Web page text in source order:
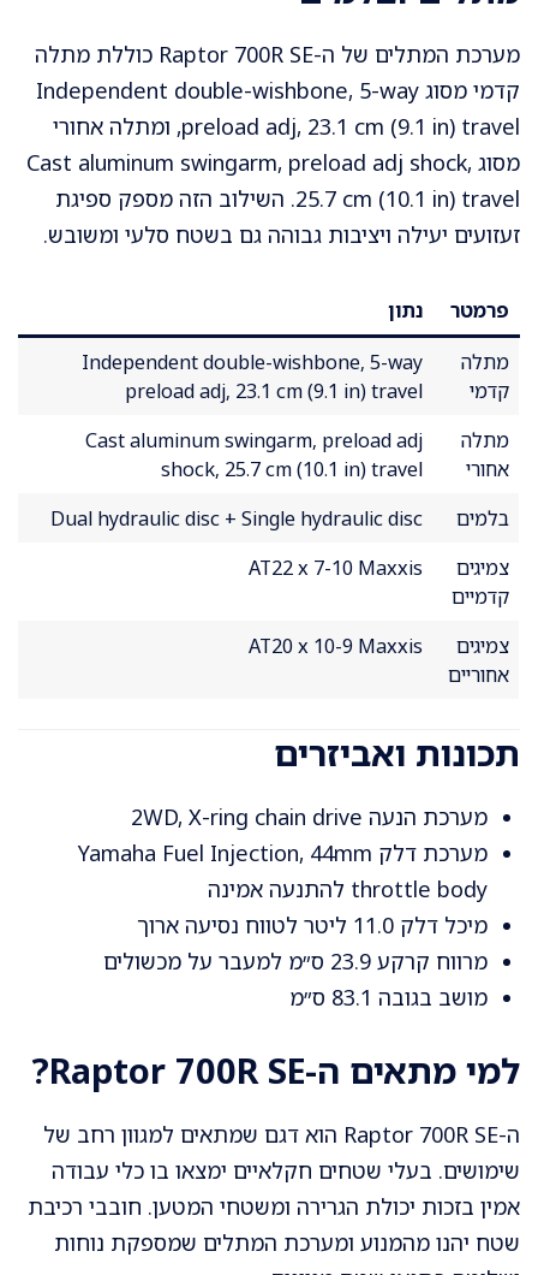
מערכת המתלים של ה-Raptor 700R SE כוללת מתלה
קדמי מסוג Independent double-wishbone, 5-way
preload adj, 23.1 cm (9.1 in) travel, ומתלה אחורי
מסוג Cast aluminum swingarm, preload adj shock,
25.7 cm (10.1 in) travel. השילוב הזה מספק ספיגת
זעזועים יעילה ויציבות גבוהה גם בשטח סלעי ומשובש.
פרמטר
נתון
מתלה
קדמי
Independent double-wishbone, 5-way
preload adj, 23.1 cm (9.1 in) travel
מתלה
אחורי
Cast aluminum swingarm, preload adj
shock, 25.7 cm (10.1 in) travel
בלמים
Dual hydraulic disc + Single hydraulic disc
צמיגים
קדמיים
AT22 x 7-10 Maxxis
צמיגים
אחוריים
AT20 x 10-9 Maxxis
תכונות ואביזרים
מערכת הנעה 2WD, X-ring chain drive
מערכת דלק Yamaha Fuel Injection, 44mm
throttle body להתנעה אמינה
מיכל דלק 11.0 ליטר לטווח נסיעה ארוך
מרווח קרקע 23.9 ס״מ למעבר על מכשולים
מושב בגובה 83.1 ס״מ
למי מתאים ה-Raptor 700R SE?
ה-Raptor 700R SE הוא דגם שמתאים למגוון רחב של
שימושים. בעלי שטחים חקלאיים ימצאו בו כלי עבודה
אמין בזכות יכולת הגרירה ומשטחי המטען. חובבי רכיבת
שטח יהנו מהמנוע ומערכת המתלים שמספקת נוחות